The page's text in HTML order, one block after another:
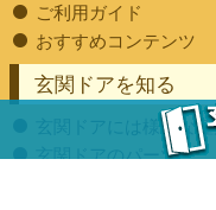
ご利用ガイド
おすすめコンテンツ
玄関ドアを知る
玄関ドアには様々な
玄関ドアのパーツ